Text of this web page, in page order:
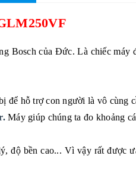
Bosch của Đức. Là chiếc máy
để hỗ trợ con người là vô cùng
Máy giúp chúng ta đo khoảng
độ bền cao... Vì vậy rất được